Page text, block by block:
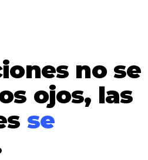
no se
ojos, las
se